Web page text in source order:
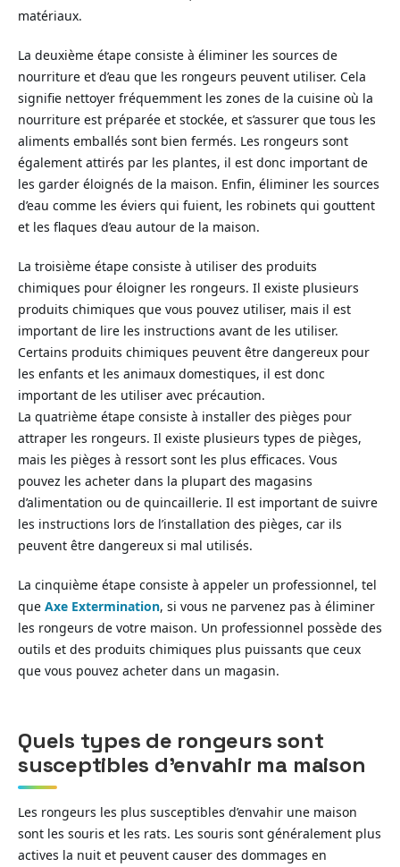
matériaux.
La deuxième étape consiste à éliminer les sources de
nourriture et d’eau que les rongeurs peuvent utiliser. Cela
signifie nettoyer fréquemment les zones de la cuisine où la
nourriture est préparée et stockée, et s’assurer que tous les
aliments emballés sont bien fermés. Les rongeurs sont
également attirés par les plantes, il est donc important de
les garder éloignés de la maison. Enfin, éliminer les sources
d’eau comme les éviers qui fuient, les robinets qui gouttent
et les flaques d’eau autour de la maison.
La troisième étape consiste à utiliser des produits
chimiques pour éloigner les rongeurs. Il existe plusieurs
produits chimiques que vous pouvez utiliser, mais il est
important de lire les instructions avant de les utiliser.
Certains produits chimiques peuvent être dangereux pour
les enfants et les animaux domestiques, il est donc
important de les utiliser avec précaution.
La quatrième étape consiste à installer des pièges pour
attraper les rongeurs. Il existe plusieurs types de pièges,
mais les pièges à ressort sont les plus efficaces. Vous
pouvez les acheter dans la plupart des magasins
d’alimentation ou de quincaillerie. Il est important de suivre
les instructions lors de l’installation des pièges, car ils
peuvent être dangereux si mal utilisés.
La cinquième étape consiste à appeler un professionnel, tel
que Axe Extermination, si vous ne parvenez pas à éliminer
les rongeurs de votre maison. Un professionnel possède des
outils et des produits chimiques plus puissants que ceux
que vous pouvez acheter dans un magasin.
Quels types de rongeurs sont
susceptibles d’envahir ma maison
Les rongeurs les plus susceptibles d’envahir une maison
sont les souris et les rats. Les souris sont généralement plus
actives la nuit et peuvent causer des dommages en